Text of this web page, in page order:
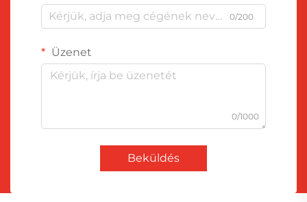
0/200
Üzenet
0/1000
Beküldés